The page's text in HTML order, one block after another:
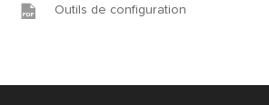
 Outils de configuration